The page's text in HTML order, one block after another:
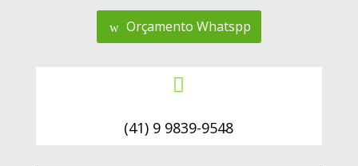
Orçamento Whatspp

(41) 9 9839-9548